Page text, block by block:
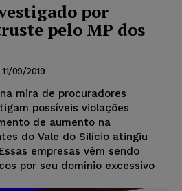
por
pelo MP dos
11/09/2019
mira de procuradores
possíveis violações
de aumento na
do Vale do Silício atingiu
empresas vêm sendo
por seu domínio excessivo